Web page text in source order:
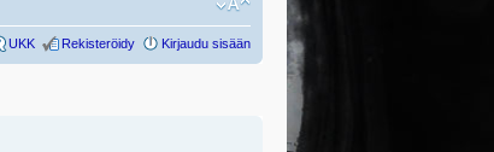
UKK Rekisteröidy Kirjaudu sisään